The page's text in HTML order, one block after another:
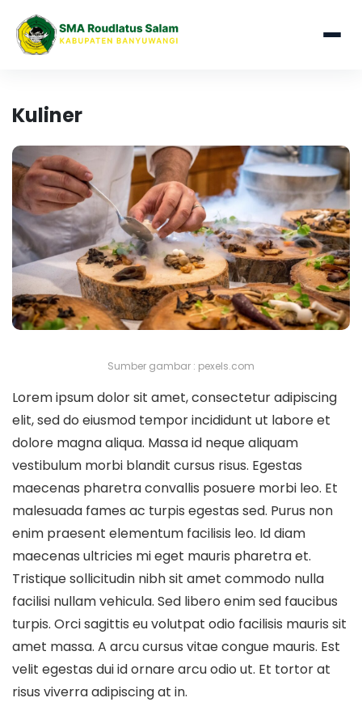
Kuliner
Sumber gambar : pexels.com
Lorem ipsum dolor sit amet, consectetur adipiscing
elit, sed do eiusmod tempor incididunt ut labore et
dolore magna aliqua. Massa id neque aliquam
vestibulum morbi blandit cursus risus. Egestas
maecenas pharetra convallis posuere morbi leo. Et
malesuada fames ac turpis egestas sed. Purus non
enim praesent elementum facilisis leo. Id diam
maecenas ultricies mi eget mauris pharetra et.
Tristique sollicitudin nibh sit amet commodo nulla
facilisi nullam vehicula. Sed libero enim sed faucibus
turpis. Orci sagittis eu volutpat odio facilisis mauris sit
amet massa. A arcu cursus vitae congue mauris. Est
velit egestas dui id ornare arcu odio ut. Et tortor at
risus viverra adipiscing at in.